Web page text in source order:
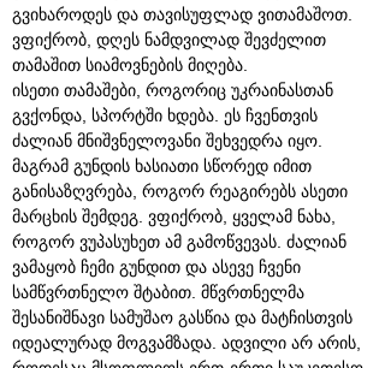
გვიხაროდეს და თავისუფლად ვითამაშოთ.
ვფიქრობ, დღეს ნამდვილად შევძელით
თამაშით სიამოვნების მიღება.
ისეთი თამაშები, როგორიც უკრაინასთან
გვქონდა, სპორტში ხდება. ეს ჩვენთვის
ძალიან მნიშვნელოვანი შეხვედრა იყო.
მაგრამ გუნდის ხასიათი სწორედ იმით
განისაზღვრება, როგორ რეაგირებს ასეთი
მარცხის შემდეგ. ვფიქრობ, ყველამ ნახა,
როგორ ვუპასუხეთ ამ გამოწვევას. ძალიან
ვამაყობ ჩემი გუნდით და ასევე ჩვენი
სამწვრთნელო შტაბით. მწვრთნელმა
შესანიშნავი სამუშაო გასწია და მატჩისთვის
იდეალურად მოგვამზადა. ადვილი არ არის,